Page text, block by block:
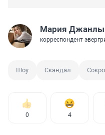
Мария Джанлы
корреспондент
Шоу Скандал
0 4